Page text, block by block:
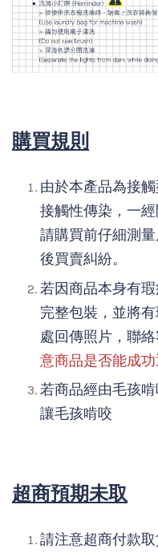
購買規則
由於本產品為接
接觸性傳染，一
請購買前仔細測
後買賣糾紛。
若因商品本身有
完整包裝，並將
處回傳照片，聯絡
意商品是否能成功
若商品經由毛孩
讓毛孩啃咬
超商預期未取
請注意超商付款